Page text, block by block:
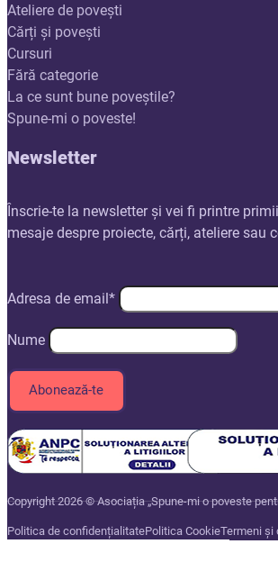
Ateliere de povești
Cărți și povești
Cursuri
Fără categorie
La ce sunt bune poveștile?
Spune-mi o poveste!
Newsletter
Înscrie-te la newsletter și vei fi printre
mesaje despre proiecte, cărți, ateliere sau
Adresa de email*
Nume
Copyright 2026 © Asociația „Spune-mi o poveste
Politica de confidențialitatePolitica CookieTermeni și